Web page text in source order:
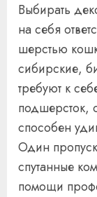
Выбирать
на себя
шерстью
сибирские,
требуют к
подшерсток,
способен
Один
спутанные
помощи